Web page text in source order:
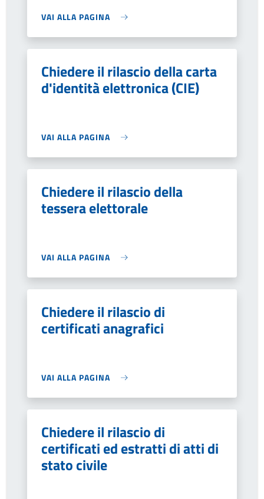
VAI ALLA PAGINA
Chiedere il rilascio della carta
d'identità elettronica (CIE)
VAI ALLA PAGINA
Chiedere il rilascio della
tessera elettorale
VAI ALLA PAGINA
Chiedere il rilascio di
certificati anagrafici
VAI ALLA PAGINA
Chiedere il rilascio di
certificati ed estratti di atti di
stato civile